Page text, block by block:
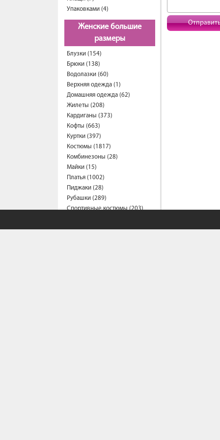
Упаковками (4)
Женские большие
размеры
Блузки (154)
Брюки (138)
Водолазки (60)
Верхняя одежда (1)
Домашняя одежда (62)
Жилеты (208)
Кардиганы (373)
Кофты (663)
Куртки (397)
Костюмы (1817)
Комбинезоны (28)
Майки (15)
Платья (1002)
Пиджаки (28)
Рубашки (289)
Спортивные костюмы (203)
Туники (189)